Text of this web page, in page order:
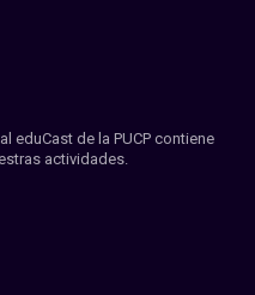
eduCast de la PUCP contiene
actividades.